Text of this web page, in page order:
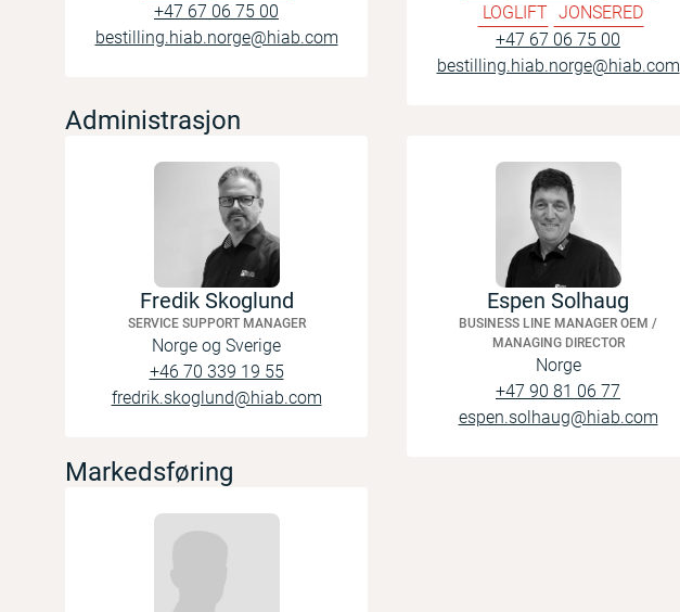
+47 67 06 75 00
bestilling.hiab.norge@hiab.com
LOGLIFT JONSERED
+47 67 06 75 00
bestilling.hiab.norge@hiab.com
Administrasjon
Fredik Skoglund
SERVICE SUPPORT MANAGER
Norge og Sverige
+46 70 339 19 55
fredrik.skoglund@hiab.com
Espen Solhaug
BUSINESS LINE MANAGER OEM /
MANAGING DIRECTOR
Norge
+47 90 81 06 77
espen.solhaug@hiab.com
Markedsføring